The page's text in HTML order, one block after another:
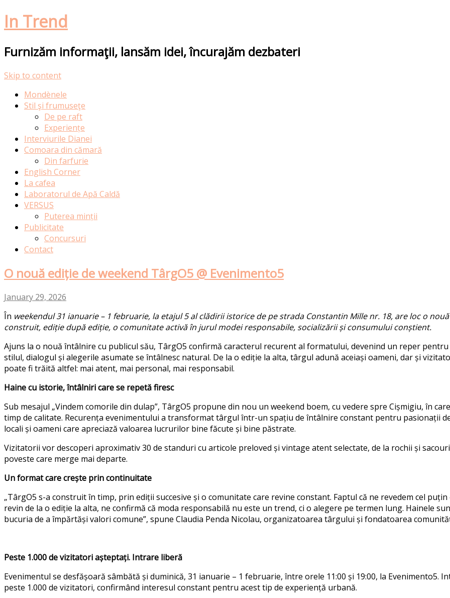
In Trend
Furnizăm informaţii, lansăm idei, încurajăm dezbateri
Skip to content
Mondènele
Stil şi frumuseţe
De pe raft
Experiențe
Interviurile Dianei
Comoara din cămară
Din farfurie
English Corner
La cafea
Laboratorul de Apă Caldă
VERSUS
Puterea minții
Publicitate
Concursuri
Contact
O nouă ediție de weekend TârgO5 @ Evenimento5
January 29, 2026
În weekendul 31 ianuarie – 1 februarie, la etajul 5 al clădirii istorice de pe strada Constantin Mille nr. 18, are loc o
construit, ediție după ediție, o comunitate activă în jurul modei responsabile, socializării și consumului conștient.
Ajuns la o nouă întâlnire cu publicul său, TârgO5 confirmă caracterul recurent al formatului, devenind un reper
stilul, dialogul și alegerile asumate se întâlnesc natural. De la o ediție la alta, târgul adună aceiași oameni, dar și
poate fi trăită altfel: mai atent, mai personal, mai responsabil.
Haine cu istorie, întâlniri care se repetă firesc
Sub mesajul „Vindem comorile din dulap”, TârgO5 propune din nou un weekend boem, cu vedere spre Cișmigiu, în
timp de calitate. Recurența evenimentului a transformat târgul într-un spațiu de întâlnire constant pentru pasionații
locali și oameni care apreciază valoarea lucrurilor bine făcute și bine păstrate.
Vizitatorii vor descoperi aproximativ 30 de standuri cu articole preloved și vintage atent selectate, de la rochii și
poveste care merge mai departe.
Un format care crește prin continuitate
„TârgO5 s-a construit în timp, prin ediții succesive și o comunitate care revine constant. Faptul că ne revedem cel
revin de la o ediție la alta, ne confirmă că moda responsabilă nu este un trend, ci o alegere pe termen lung. Hainele
bucuria de a împărtăși valori comune”, spune Claudia Penda Nicolau, organizatoarea târgului și fondatoarea
Peste 1.000 de vizitatori așteptați. Intrare liberă
Evenimentul se desfășoară sâmbătă și duminică, 31 ianuarie – 1 februarie, între orele 11:00 și 19:00, la
peste 1.000 de vizitatori, confirmând interesul constant pentru acest tip de experiență urbană.